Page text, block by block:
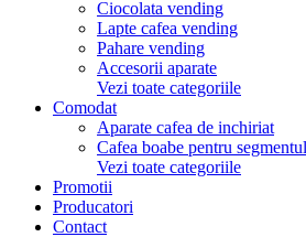
Ciocolata vending
Lapte cafea vending
Pahare vending
Accesorii aparate
Vezi toate categoriile
Comodat
Aparate cafea de inchiriat
Cafea boabe pentru
Vezi toate categoriile
Promotii
Producatori
Contact